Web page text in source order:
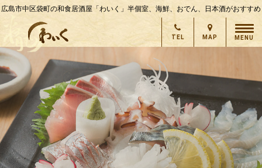
広島市中区袋町の和食居酒屋「わいく」半個室、海鮮、おでん、日本酒がおすすめ
TEL MAP MENU